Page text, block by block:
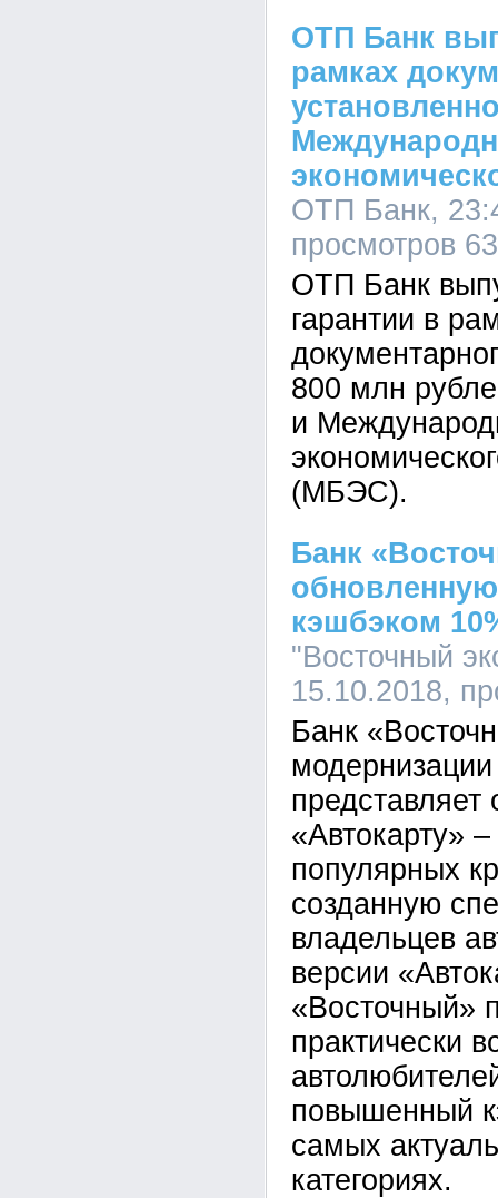
ОТП Банк
рамках
ОТП Банк,
просмотров
ОТП Банк
гарантии в
800 млн
и
(МБЭС).
Банк
кэшбэком
"Восточный
15.10.2018,
Банк
«Автокарту»
популярных
созданную
владельцев
версии
«Восточный»
практически
повышенный
самых
категориях.